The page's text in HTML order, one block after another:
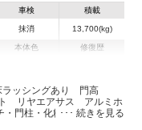
車検
抹消
積載
13,700(kg)
本体色 修復歴
ッシングあり 門高
リヤエアサス アルミホ
門柱・化粧板ステンレス